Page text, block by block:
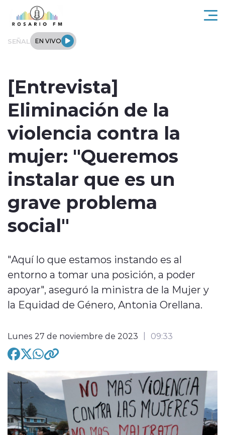
Click acá para ir directamente al contenido
SEÑAL EN VIVO
Regionales
Tendencias
Internacional
Entrevistas
modo claro
[Entrevista]
Eliminación de la
violencia contra la
mujer: "Queremos
instalar que es un
grave problema
social"
"Aquí lo que estamos instando es al
entorno a tomar una posición, a poder
apoyar", aseguró la ministra de la Mujer y
la Equidad de Género, Antonia Orellana.
Lunes 27 de noviembre de 2023 09:33